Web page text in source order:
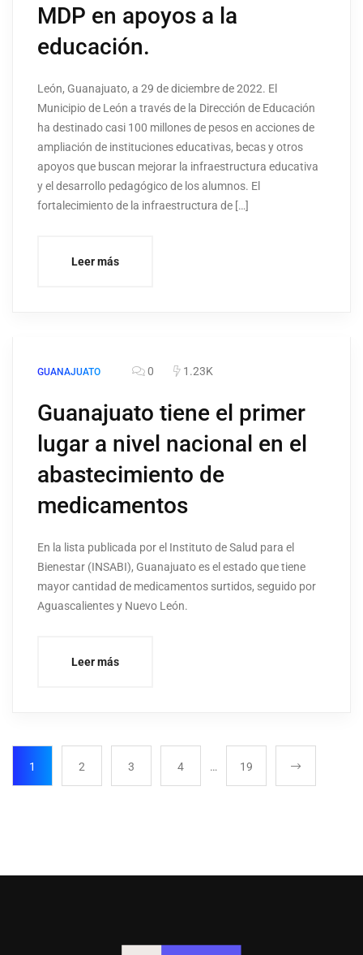
MDP en apoyos a la
educación.
León, Guanajuato, a 29 de diciembre de 2022. El
Municipio de León a través de la Dirección de Educación
ha destinado casi 100 millones de pesos en acciones de
ampliación de instituciones educativas, becas y otros
apoyos que buscan mejorar la infraestructura educativa
y el desarrollo pedagógico de los alumnos. El
fortalecimiento de la infraestructura de […]
Leer más
GUANAJUATO 0 1.23K
Guanajuato tiene el primer
lugar a nivel nacional en el
abastecimiento de
medicamentos
En la lista publicada por el Instituto de Salud para el
Bienestar (INSABI), Guanajuato es el estado que tiene
mayor cantidad de medicamentos surtidos, seguido por
Aguascalientes y Nuevo León.
Leer más
1 2 3 4 … 19